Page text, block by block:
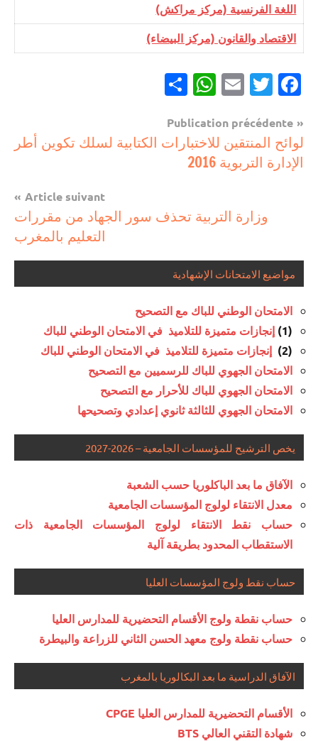
اللغة الفرنسية (مركز مراكش)
الاقتصاد والقانون (مركز البيضاء)
Facebook
Twitter
Email
WhatsApp
مباريات
مباريات
Navigation
de
l’article
Publication précédente
لوائح المنتقين للاختبارات الكتابية لسلك تكوين أطر
الإدارة التربوية 2016
Article suivant
وزارة التربية تحذف سور الجهاد من مقررات
التعليم بالمغرب
مواضيع الامتحانات الإشهادية
الامتحان الوطني للباك مع التصحيح
(1)
إنجازات متميزة للتلاميذ في الامتحان الوطني للباك
(2)
إنجازات متميزة للتلاميذ في الامتحان الوطني للباك
الامتحان الجهوي للباك للرسميين مع التصحيح
الامتحان الجهوي للباك للأحرار مع التصحيح
الامتحان الجهوي للثالثة ثانوي إعدادي وتصحيحها
يخص الترشيح للمؤسسات الجامعية – 2026-2027
الآفاق ما بعد الباكلوريا حسب الشعبة
معدل الانتقاء لولوج المؤسسات الجامعية
حساب نقط الانتقاء لولوج المؤسسات الجامعية ذات
الاستقطاب المحدود بطريقة آلية
حساب نقط ولوج المؤسسات العليا
حساب نقطة ولوج الأقسام التحضيرية للمدارس العليا
حساب نقطة ولوج معهد الحسن الثاني للزراعة والبيطرة
الآفاق الدراسية ما بعد البكالوريا بالمغرب
الأقسام التحضيرية للمدارس العليا CPGE
شهادة التقني العالي BTS